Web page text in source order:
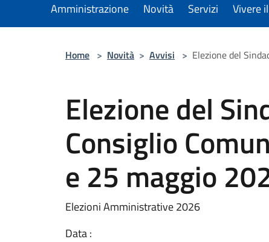
Amministrazione Novità Servizi Vivere
Home > Novità > Avvisi > Elezione del
Elezione del
Consiglio
e 25 maggio
Elezioni Amministrative 2026
Data :